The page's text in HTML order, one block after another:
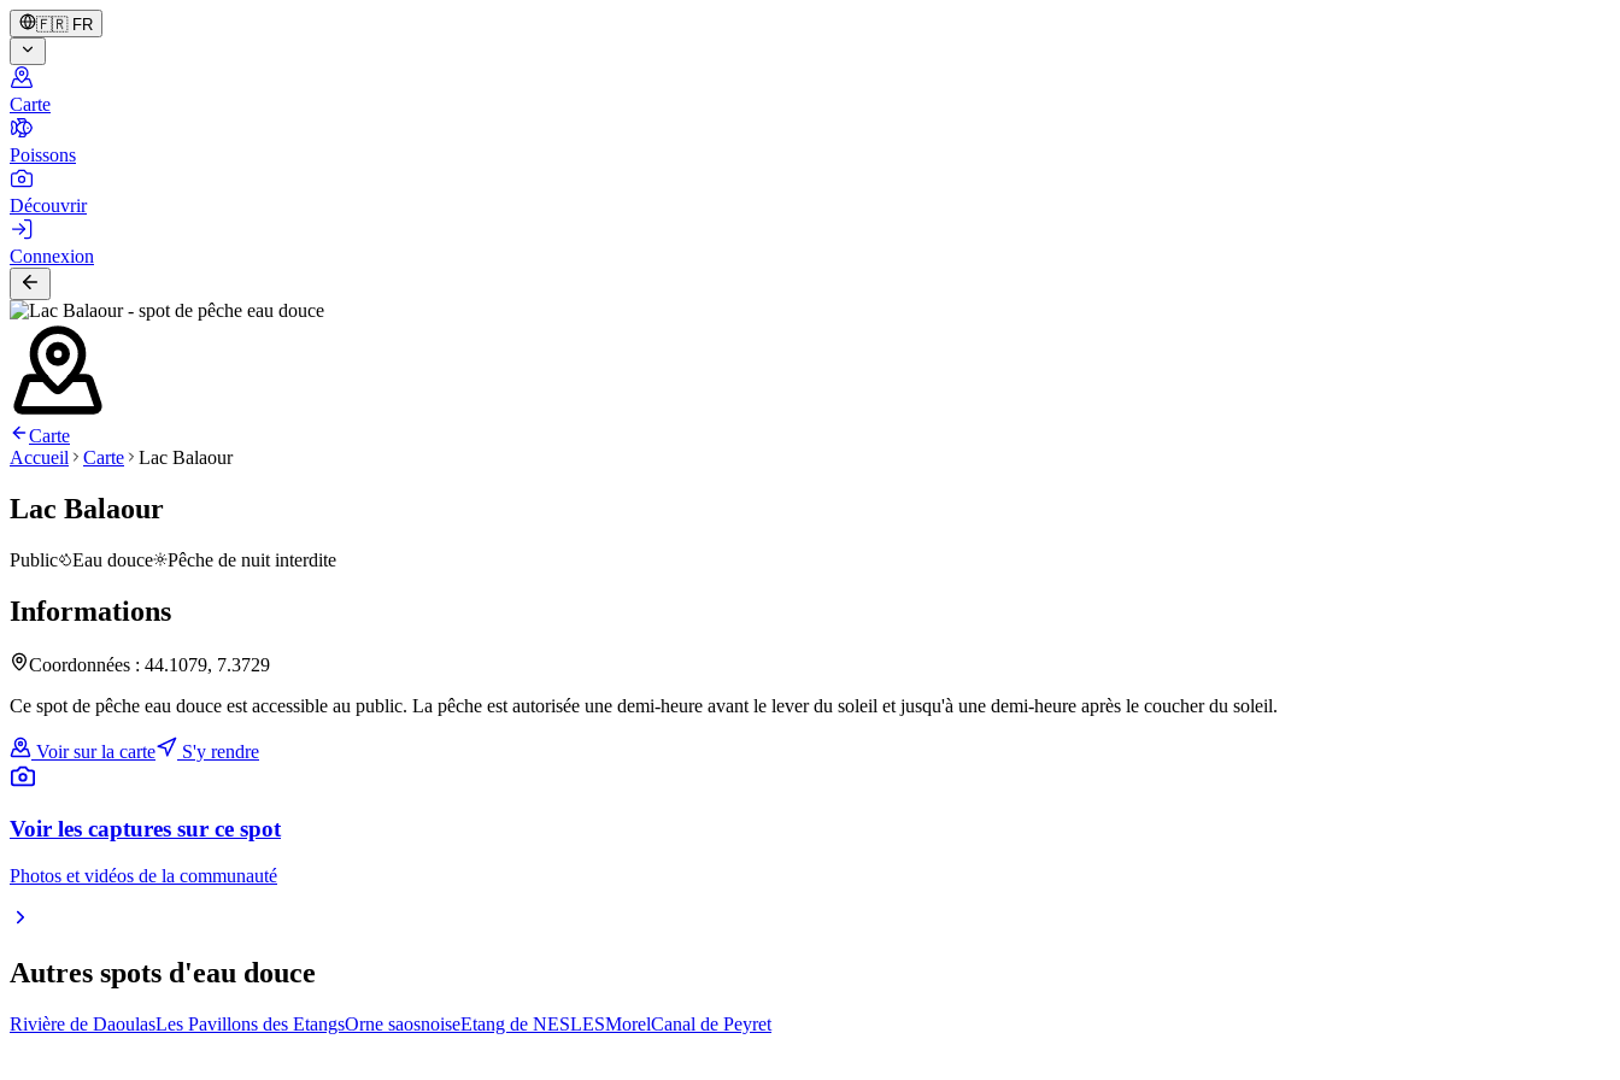
🇫🇷 FR
Carte
Poissons
Découvrir
Connexion
Carte
Accueil
Carte Lac Balaour
Lac Balaour
Public Eau douce Pêche de nuit interdite
Informations
Coordonnées : 44.1079, 7.3729
Ce spot de pêche eau douce est accessible au public. La pêche est autorisée une demi-heure avant le lever du soleil et jusqu'à une demi-heure après le coucher du soleil.
Voir sur la carte S'y rendre
Voir les captures sur ce spot
Photos et vidéos de la communauté
Autres spots d'eau douce
Rivière de DaoulasLes Pavillons des EtangsOrne saosnoiseEtang de NESLESMorelCanal de Peyret